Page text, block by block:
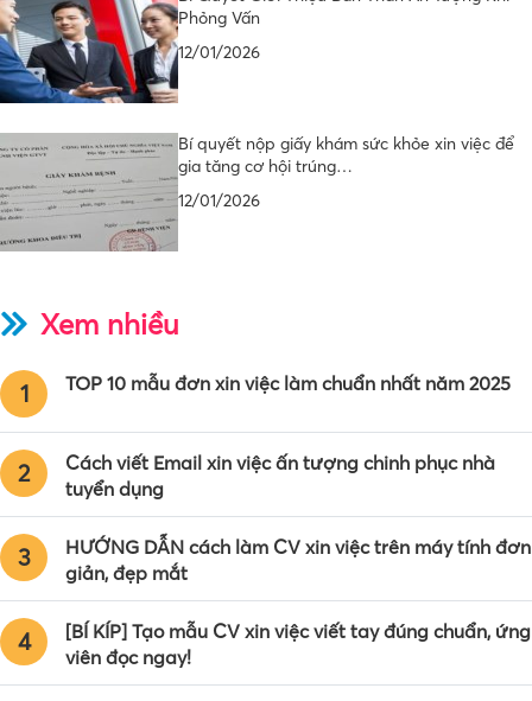
Phỏng Vấn
12/01/2026
Bí quyết nộp giấy khám sức khỏe xin việc để
gia tăng cơ hội trúng…
12/01/2026
Xem nhiều
1 TOP 10 mẫu đơn xin việc làm chuẩn nhất năm 2025
2
Cách viết Email xin việc ấn tượng chinh phục nhà
tuyển dụng
3
HƯỚNG DẪN cách làm CV xin việc trên máy tính đơn
giản, đẹp mắt
4
[BÍ KÍP] Tạo mẫu CV xin việc viết tay đúng chuẩn, ứng
viên đọc ngay!